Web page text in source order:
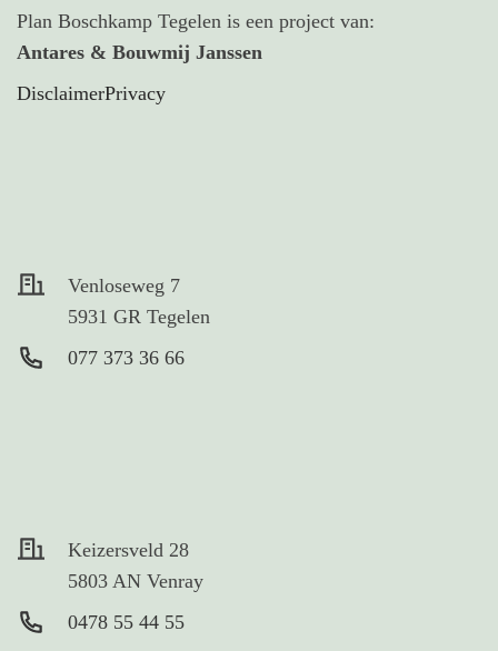
Plan Boschkamp Tegelen is een project van:
Antares & Bouwmij Janssen
DisclaimerPrivacy
Venloseweg 7
5931 GR Tegelen
077 373 36 66
Keizersveld 28
5803 AN Venray
0478 55 44 55